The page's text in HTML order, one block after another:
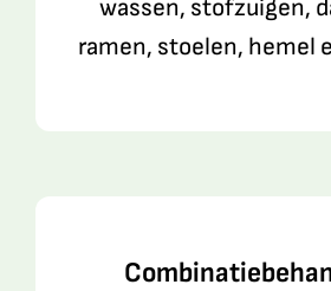
wassen, stofzuigen,
ramen, stoelen, hemel